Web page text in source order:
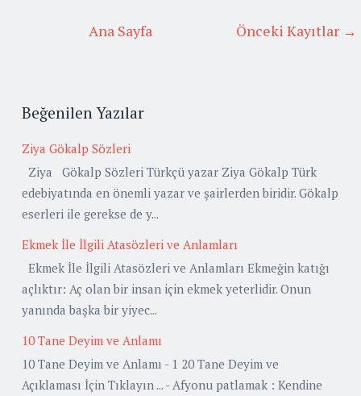
Önceki Kayıtlar →
Ana Sayfa
Beğenilen Yazılar
Ziya Gökalp Sözleri
Ziya Gökalp Sözleri Türkçü yazar Ziya Gökalp Türk
edebiyatında en önemli yazar ve şairlerden biridir. Gökalp
eserleri ile gerekse de y...
Ekmek İle İlgili Atasözleri ve Anlamları
Ekmek İle İlgili Atasözleri ve Anlamları Ekmeğin katığı
açlıktır: Aç olan bir insan için ekmek yeterlidir. Onun
yanında başka bir yiyec...
10 Tane Deyim ve Anlamı
10 Tane Deyim ve Anlamı - 1 20 Tane Deyim ve
Açıklaması İçin Tıklayın ... - Afyonu patlamak : Kendine